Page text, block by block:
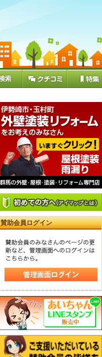
賛助会員ログイン